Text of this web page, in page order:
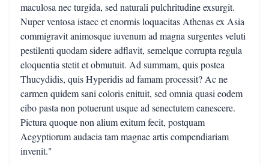
maculosa nec turgida, sed naturali pulchritudine exsurgit.
Nuper ventosa istaec et enormis loquacitas Athenas ex Asia
commigravit animosque iuvenum ad magna surgentes veluti
pestilenti quodam sidere adflavit, semelque corrupta regula
eloquentia stetit et obmutuit. Ad summam, quis postea
Thucydidis, quis Hyperidis ad famam processit? Ac ne
carmen quidem sani coloris enituit, sed omnia quasi eodem
cibo pasta non potuerunt usque ad senectutem canescere.
Pictura quoque non alium exitum fecit, postquam
Aegyptiorum audacia tam magnae artis compendiariam
invenit."